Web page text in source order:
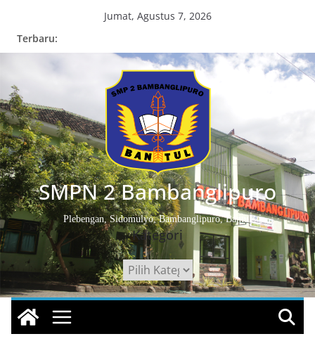
Jumat, Agustus 7, 2026
Terbaru:
SMPN 2 Bambanglipuro
Plebengan, Sidomulyo, Bambanglipuro, Bantul
Kategori
Kategori